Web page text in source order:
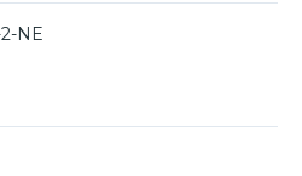
per valorizzare pareti
di lavoro. Grazie alla testa
garantendo versatilità
LED integrata da 19W
luminosa, con la possibilità di
NE